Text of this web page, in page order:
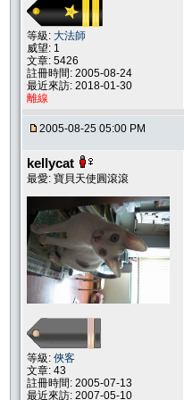
等級: 大法師
威望: 1
文章: 5426
註冊時間: 2005-08-24
最近來訪: 2018-01-30
離線
2005-08-25 05:00 PM
kellycat
最愛: 寶貝天使圓滾滾
等級: 俠客
文章: 43
註冊時間: 2005-07-13
最近來訪: 2007-05-10